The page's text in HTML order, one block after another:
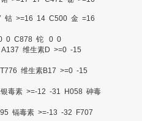
钴 >=16 14 C500 金 =16
0 C878 铊 0 0
维生素D >=0 -15
维生素B17 >=0 -15
毒素 >=-12 -31 H058 砷毒
镉毒素 >=-13 -32 F707